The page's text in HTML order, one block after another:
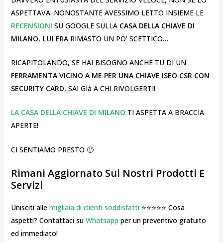
ASPETTAVA. NONOSTANTE AVESSIMO LETTO INSIEME LE
RECENSIONI SU GOOGLE SULLA CASA DELLA CHIAVE DI
MILANO, LUI ERA RIMASTO UN PO’ SCETTICO…
RICAPITOLANDO, SE HAI BISOGNO ANCHE TU DI UN
FERRAMENTA VICINO A ME PER UNA CHIAVE ISEO CSR CON
SECURITY CARD, SAI GIà A CHI RIVOLGERTI!
LA CASA DELLA CHIAVE DI MILANO TI ASPETTA A BRACCIA
APERTE!
CI SENTIAMO PRESTO 🙂
Rimani Aggiornato Sui Nostri Prodotti E
Servizi
Unisciti alle migliaia di clienti soddisfatti⭐⭐⭐⭐⭐ Cosa
aspetti? Contattaci su Whatsapp per un preventivo gratuito
ed immediato!